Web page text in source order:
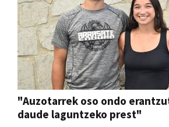
"Auzotarrek oso ondo
daude laguntzeko prest"